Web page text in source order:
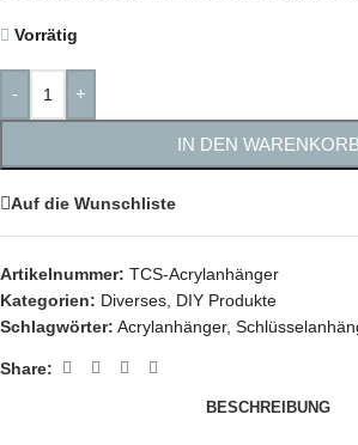
Vorrätig
- +
IN DEN WARENKORB
Auf die Wunschliste
Artikelnummer: TCS-Acrylanhänger
Kategorien: Diverses, DIY Produkte
Schlagwörter: Acrylanhänger,
Share:
BESCHREIBUNG